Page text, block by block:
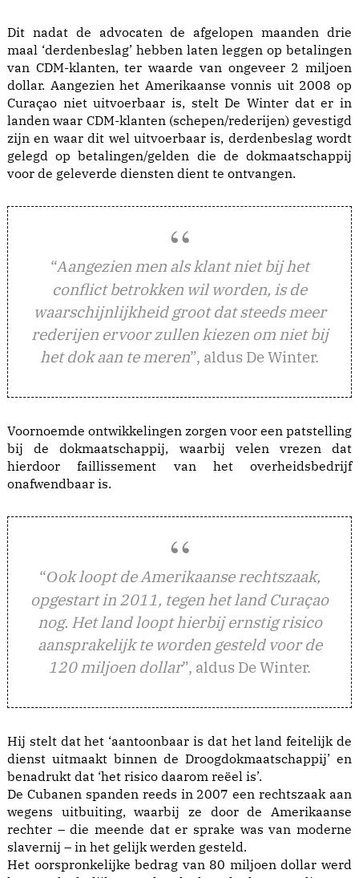
Dit nadat de advocaten de afgelopen maanden drie
maal ‘derdenbeslag’ hebben laten leggen op betalingen
van CDM-klanten, ter waarde van ongeveer 2 miljoen
dollar. Aangezien het Amerikaanse vonnis uit 2008 op
Curaçao niet uitvoerbaar is, stelt De Winter dat er in
landen waar CDM-klanten (schepen/rederijen) gevestigd
zijn en waar dit wel uitvoerbaar is, derdenbeslag wordt
gelegd op betalingen/gelden die de dokmaatschappij
voor de geleverde diensten dient te ontvangen.
“Aangezien men als klant niet bij het
conflict betrokken wil worden, is de
waarschijnlijkheid groot dat steeds meer
rederijen ervoor zullen kiezen om niet bij
het dok aan te meren”, aldus De Winter.
Voornoemde ontwikkelingen zorgen voor een patstelling
bij de dokmaatschappij, waarbij velen vrezen dat
hierdoor faillissement van het overheidsbedrijf
onafwendbaar is.
“Ook loopt de Amerikaanse rechtszaak,
opgestart in 2011, tegen het land Curaçao
nog. Het land loopt hierbij ernstig risico
aansprakelijk te worden gesteld voor de
120 miljoen dollar”, aldus De Winter.
Hij stelt dat het ‘aantoonbaar is dat het land feitelijk de
dienst uitmaakt binnen de Droogdokmaatschappij’ en
benadrukt dat ‘het risico daarom reëel is’.
De Cubanen spanden reeds in 2007 een rechtszaak aan
wegens uitbuiting, waarbij ze door de Amerikaanse
rechter – die meende dat er sprake was van moderne
slavernij – in het gelijk werden gesteld.
Het oorspronkelijke bedrag van 80 miljoen dollar werd